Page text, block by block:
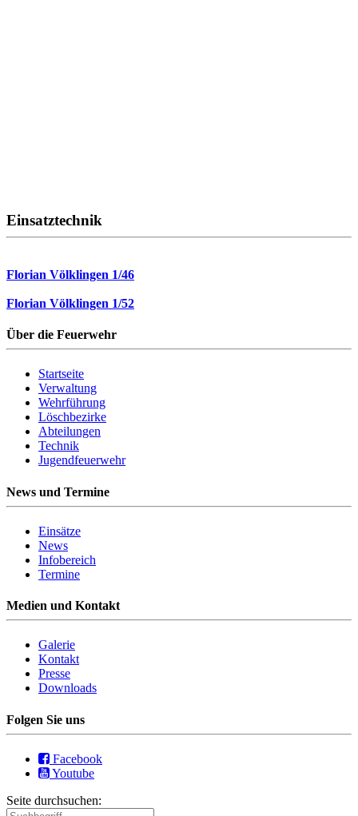
Einsatztechnik
Florian Völklingen 1/46
Florian Völklingen 1/52
Über die Feuerwehr
Startseite
Verwaltung
Wehrführung
Löschbezirke
Abteilungen
Technik
Jugendfeuerwehr
News und Termine
Einsätze
News
Infobereich
Termine
Medien und Kontakt
Galerie
Kontakt
Presse
Downloads
Folgen Sie uns
Facebook
Youtube
Seite durchsuchen: